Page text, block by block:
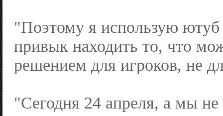
"Поэтому я использую
привык находить то, что
решением для игроков, не
"Сегодня 24 апреля, а мы